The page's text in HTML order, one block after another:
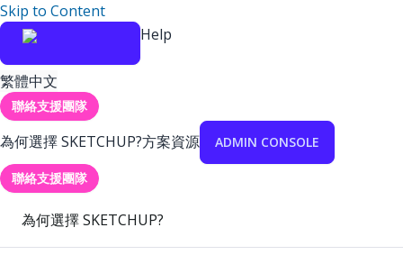
Skip to Content
Help
繁體中文
聯絡支援團隊
為何選擇 SKETCHUP?方案資源 ADMIN CONSOLE
聯絡支援團隊
為何選擇 SKETCHUP?